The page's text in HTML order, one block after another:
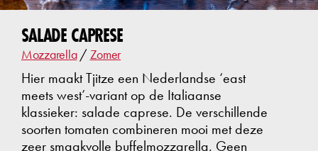
SALADE CAPRESE
Mozzarella/Zomer
Hier maakt Tjitze een Nederlandse ‘east
meets west’-variant op de Italiaanse
klassieker: salade caprese. De verschillende
soorten tomaten combineren mooi met deze
zeer smaakvolle buffelmozzarella. Geen